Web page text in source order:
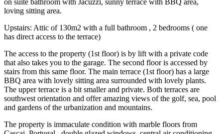
on suite bathroom with Jacuzzi, sunny terrace with BBQ area,
loving sitting area.
Upstairs: Attic of 130m2 with a full bathroom , 2 bedrooms ( one
has direct access to the terrace)
The access to the property (1st floor) is by lift with a private code
that also takes you to the garage. The second floor is accessed by
stairs from this same floor. The main terrace (1st floor) has a large
BBQ area with lovely sitting area surrounded with lovely plants.
The upper terrace is a bit smaller and private. Both terraces are
southwest orientation and offer amazing views of the golf, sea, pool
and gardens of the urbanization and mountains.
The property is immaculate condition with marble floors from